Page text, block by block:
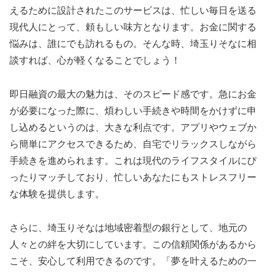
えるために設計されたこのサービスは、忙しい毎日を送る
現代人にとって、頼もしい味方となります。お金に関する
悩みは、誰にでも訪れるもの。そんな時、埼玉りそなに相
談すれば、心が軽くなることでしょう！
即日融資の最大の魅力は、そのスピード感です。急にお金
が必要になった際に、煩わしい手続きや時間をかけずに申
し込めるというのは、大きな利点です。アプリやウェブか
ら簡単にアクセスできるため、自宅でリラックスしながら
手続きを進められます。これは現代のライフスタイルにぴ
ったりマッチしており、忙しいあなたにもストレスフリー
な体験を提供します。
さらに、埼玉りそなは地域密着型の銀行として、地元の
人々との絆を大切にしています。この信頼関係があるから
こそ、安心して利用できるのです。「夢を叶えるための一